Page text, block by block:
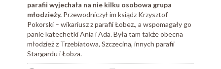
parafii wyjechała na nie kilku osobowa grupa
młodzieży. Przewodniczył im ksiądz Krzysztof
Pokorski – wikariusz z parafii Łobez., a wspomagały go
panie katechetki Ania i Ada. Była tam także obecna
młodzież z Trzebiatowa, Szczecina, innych parafii
Stargardu i Łobza.